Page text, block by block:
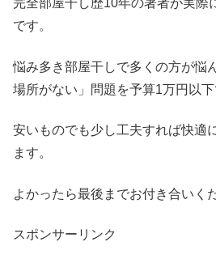
完全部屋干し歴10年の著者が実際
です。
悩み多き部屋干しで多くの方が悩
場所がない」問題を予算1万円以下
安いものでも少し工夫すれば快適
ます。
よかったら最後までお付き合いく
スポンサーリンク